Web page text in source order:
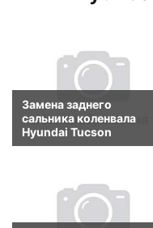
Замена заднего
сальника коленвала
Hyundai Tucson